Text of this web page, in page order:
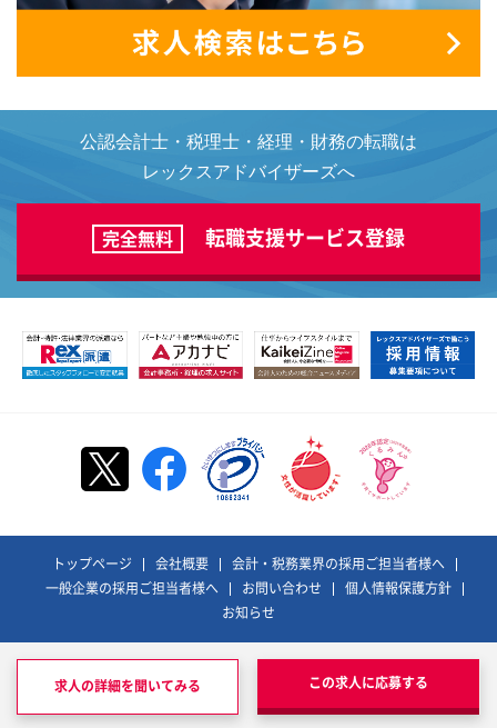
求人の詳細を聞いてみる この求人に応募する
公認会計士・税理士・経理・財務の転職は
レックスアドバイザーズへ
完全無料 転職支援サービス登録
トップページ 会社概要
会計・税務業界の採用ご担当者様へ
一般企業の採用ご担当者様へ
お問い合わせ
個人情報保護方針
お知らせ
レックスアドバイザーズおよびそのロゴは、